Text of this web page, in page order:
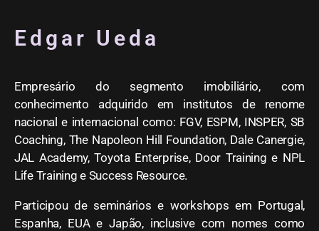
Edgar Ueda
Empresário do segmento imobiliário, com
conhecimento adquirido em institutos de renome
nacional e internacional como: FGV, ESPM, INSPER, SB
Coaching, The Napoleon Hill Foundation, Dale Canergie,
JAL Academy, Toyota Enterprise, Door Training e NPL
Life Training e Success Resource.
Participou de seminários e workshops em Portugal,
Espanha, EUA e Japão, inclusive com nomes como